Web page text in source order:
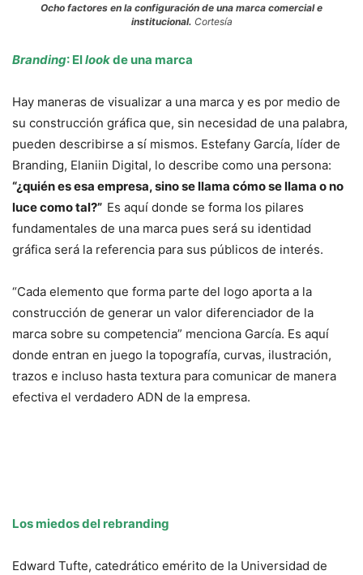
Ocho factores en la configuración de una marca comercial e
institucional. Cortesía
Branding: Ellookde una marca
Hay maneras de visualizar a una marca y es por medio de
su construcción gráfica que, sin necesidad de una palabra,
pueden describirse a sí mismos. Estefany García, líder de
Branding, Elaniin Digital, lo describe como una persona:
“¿quién es esa empresa, sino se llama cómo se llama o no
luce como tal?” Es aquí donde se forma los pilares
fundamentales de una marca pues será su identidad
gráfica será la referencia para sus públicos de interés.
“Cada elemento que forma parte del logo aporta a la
construcción de generar un valor diferenciador de la
marca sobre su competencia” menciona García. Es aquí
donde entran en juego la topografía, curvas, ilustración,
trazos e incluso hasta textura para comunicar de manera
efectiva el verdadero ADN de la empresa.
Los miedos del rebranding
Edward Tufte, catedrático emérito de la Universidad de